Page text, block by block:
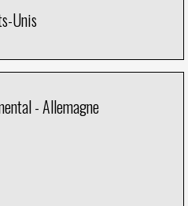
Unis
- Allemagne